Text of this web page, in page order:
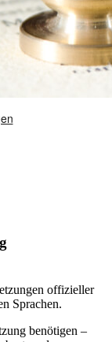
offizieller
Sprachen.
benötigen –